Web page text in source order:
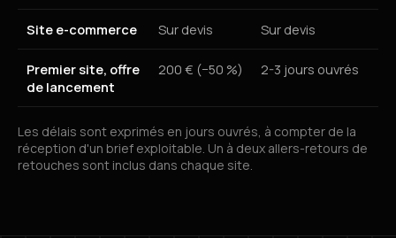
Site e-commerce Sur devis Sur devis
Premier site, offre
de lancement
200 € (−50 %) 2-3 jours ouvrés
Les délais sont exprimés en jours ouvrés, à compter de la
réception d'un brief exploitable. Un à deux allers-retours de
retouches sont inclus dans chaque site.